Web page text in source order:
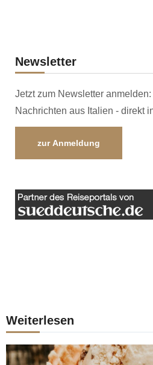
Newsletter
Jetzt zum Newsletter
Nachrichten aus Italien - direkt
zur Anmeldung
Weiterlesen